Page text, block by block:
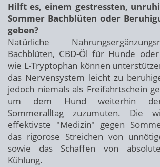
Hilft es, einem gestressten,
Sommer Bachblüten oder
geben?
Natürliche
Bachblüten, CBD-Öl für Hunde
wie L-Tryptophan können
das Nervensystem leicht zu
jedoch niemals als Freifahrtschein
um dem Hund weiterhin
Sommeralltag zuzumuten. Die
effektivste "Medizin" gegen
das rigorose Streichen von
sowie das Schaffen von
Kühlung.